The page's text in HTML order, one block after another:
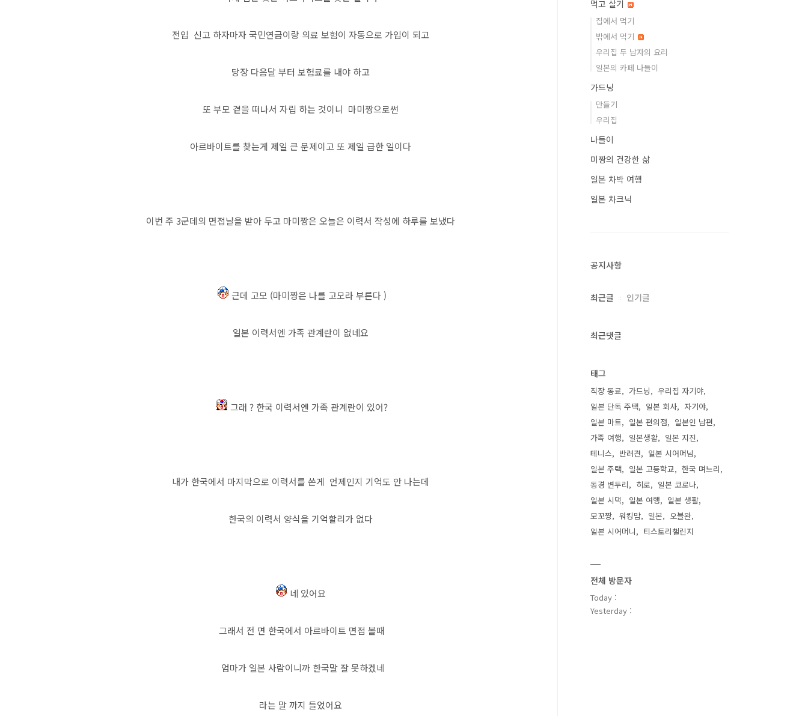
전입 신고 하자마자 국민연금이랑 의료 보험이 자동으로 가입이 되고
당장 다음달 부터 보험료를 내야 하고
또 부모 곁을 떠나서 자립 하는 것이니 마미짱으로썬
아르바이트를 찾는게 제일 큰 문제이고 또 제일 급한 일이다
이번 주 3군데의 면접날을 받아 두고 마미짱은 오늘은 이력서 작성에 하루를 보냈다
근데 고모 (마미짱은 나를 고모라 부른다 )
일본 이력서엔 가족 관계란이 없네요
그래 ? 한국 이력서엔 가족 관계란이 있어?
내가 한국에서 마지막으로 이력서를 쓴게 언제인지 기억도 안 나는데
한국의 이력서 양식을 기억할리가 없다
네 있어요
그래서 전 면 한국에서 아르바이트 면접 볼때
엄마가 일본 사람이니까 한국말 잘 못하겠네
라는 말 까지 들었어요
먹고 살기
집에서 먹기
밖에서 먹기
우리집 두 남자의 요리
일본의 카페 나들이
가드닝
만들기
우리집
나들이
미짱의 건강한 삶
일본 차박 여행
일본 차크닉
공지사항
최근글 인기글
최근댓글
태그
직장 동료 가드닝
우리집 자기야
일본 단독 주택
일본 회사
자기야
일본 마트
일본 편의점
일본인 남편
가족 여행
일본생활
일본 지진
테니스
반려견
일본 시어머님
일본 주택
일본 고등학교
한국 며느리
동경 변두리
히로
일본 코로나
일본 시댁
일본 여행
일본 생활
모꼬짱
워킹맘 일본
오블완
일본 시어머니
티스토리챌린지
전체 방문자
Today :
Yesterday :